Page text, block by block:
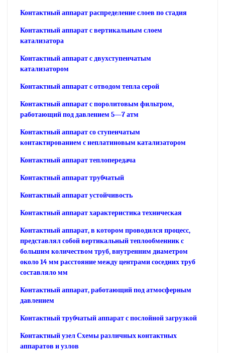
Контактный аппарат распределение слоев по стадия
Контактный аппарат с вертикальным слоем
катализатора
Контактный аппарат с двухступенчатым
катализатором
Контактный аппарат с отводом тепла серой
Контактный аппарат с поролитовым фильтром,
работающий под давлением 5—7 атм
Контактный аппарат со ступенчатым
контактированием с неплатиновым катализатором
Контактный аппарат теплопередача
Контактный аппарат трубчатый
Контактный аппарат устойчивость
Контактный аппарат характеристика техническая
Контактный аппарат, в котором проводился процесс,
представлял собой вертикальный теплообменник с
большим количеством труб, внутренним диаметром
около 14 мм расстояние между центрами соседних труб
составляло мм
Контактный аппарат, работающий под атмосферным
давлением
Контактный трубчатый аппарат с послойной загрузкой
Контактный узел Схемы различных контактных
аппаратов и узлов